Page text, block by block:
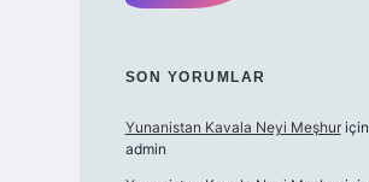
SON YORUMLAR
Yunanistan Kavala Neyi Meşhuriçin
admin